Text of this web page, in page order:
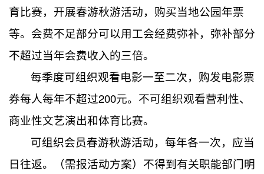
育比赛，开展春游秋游活动，购买当地公园年票
等。会费不足部分可以用工会经费弥补，弥补部分
不超过当年会费收入的三倍。
每季度可组织观看电影一至二次，购发电影票
券每人每年不超过200元。不可组织观看营利性、
商业性文艺演出和体育比赛。
可组织会员春游秋游活动，每年各一次，应当
日往返。（需报活动方案）不得到有关职能部门明